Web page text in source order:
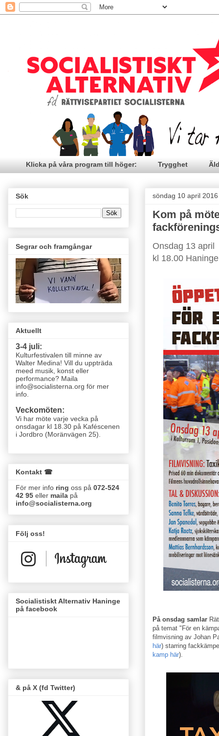
Klicka på våra program till höger: Trygghet
söndag 10 april 2016
Kom på
Onsdag 13 april
kl 18.00
På onsdag samlar
på temat "För en
filmvisning av Johan
här) starring
kamp här).
Sök
Segrar och framgångar
Aktuellt
3-4 juli:
Kulturfestivalen till minne av
Walter Medina! Vill du uppträda
meed musik, konst eller
performance? Maila
info@socialisterna.org för mer
info.
Veckomöten:
Vi har möte varje vecka på
onsdagar kl 18.30 på Kaféscenen
i Jordbro (Moränvägen 25)
Kontakt ☎
För mer info ring oss på 072-524
42 95 eller maila på
info@socialisterna.org
Följ oss!
Socialistiskt Alternativ Haninge
på facebook
& på X (fd Twitter)